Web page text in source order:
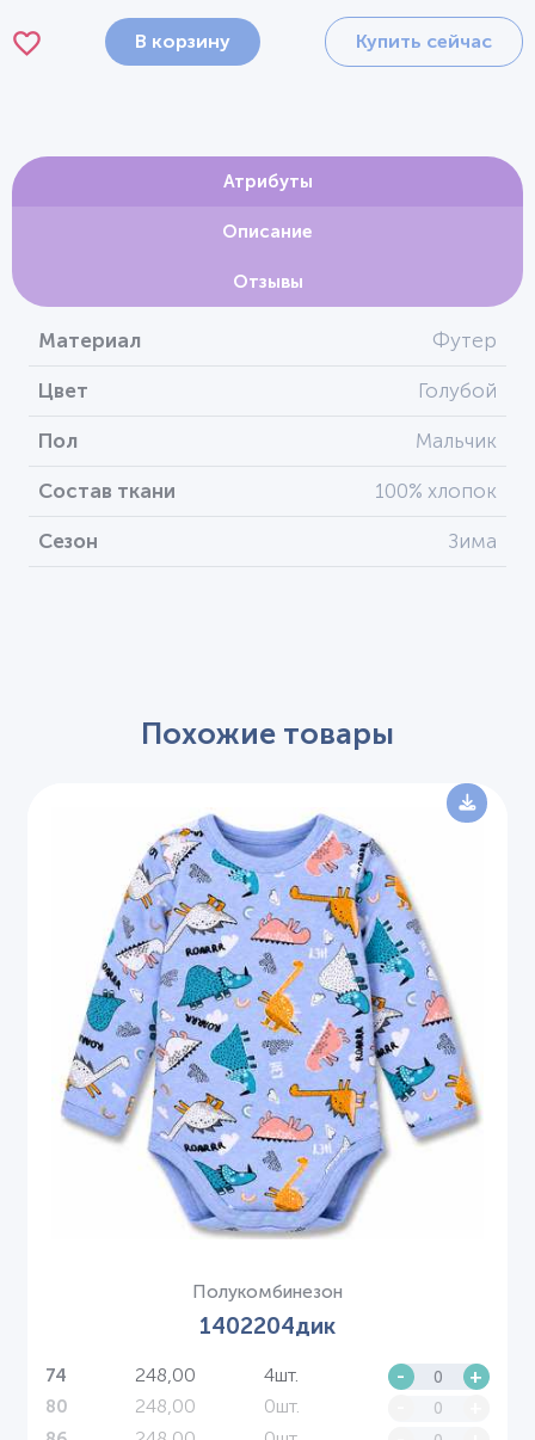
В корзину Купить сейчас
Атрибуты
Описание
Отзывы
Материал Футер
Цвет Голубой
Пол Мальчик
Состав ткани 100% хлопок
Сезон Зима
Похожие товары
Полукомбинезон
1402204дик
74 248,00 4шт. - +
80 248,00 0шт.